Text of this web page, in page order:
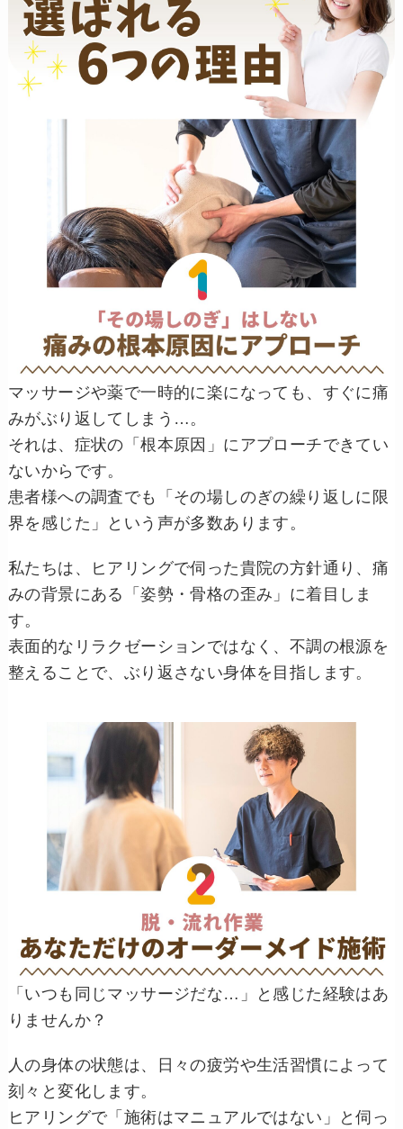
マッサージや薬で一時的に楽になっても、すぐに痛
みがぶり返してしまう…。
それは、症状の「根本原因」にアプローチできてい
ないからです。
患者様への調査でも「その場しのぎの繰り返しに限
界を感じた」という声が多数あります。
私たちは、ヒアリングで伺った貴院の方針通り、痛
みの背景にある「姿勢・骨格の歪み」に着目しま
す。
表面的なリラクゼーションではなく、不調の根源を
整えることで、ぶり返さない身体を目指します。
「いつも同じマッサージだな…」と感じた経験はあ
りませんか？
人の身体の状態は、日々の疲労や生活習慣によって
刻々と変化します。
ヒアリングで「施術はマニュアルではない」と伺っ